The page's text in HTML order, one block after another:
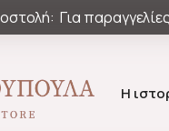
Για παραγγελίες
Η